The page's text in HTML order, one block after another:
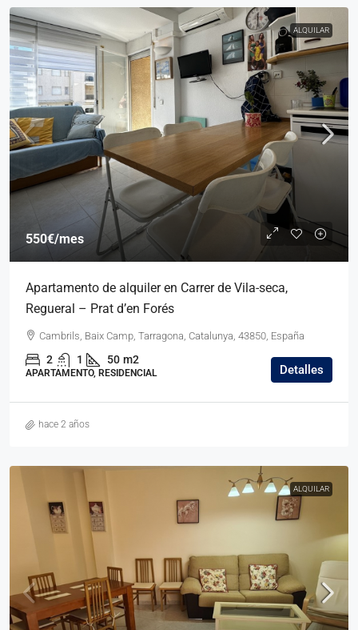
ALQUILAR
550€/mes
Apartamento de alquiler en Carrer de Vila-seca,
Regueral – Prat d’en Forés
Cambrils, Baix Camp, Tarragona, Catalunya, 43850, España
2 1 50 m2
APARTAMENTO, RESIDENCIAL Detalles
hace 2 años
ALQUILAR